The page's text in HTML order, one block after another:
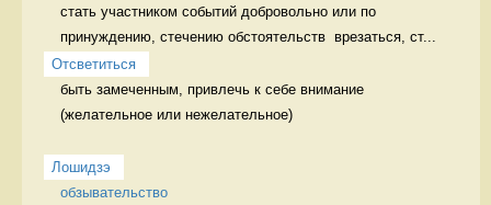
стать участником событий добровольно или по
принуждению, стечению обстоятельств  врезаться, ст...
Отсветиться
быть замеченным, привлечь к себе внимание
(желательное или нежелательное)
Лошидзэ
обзывательство